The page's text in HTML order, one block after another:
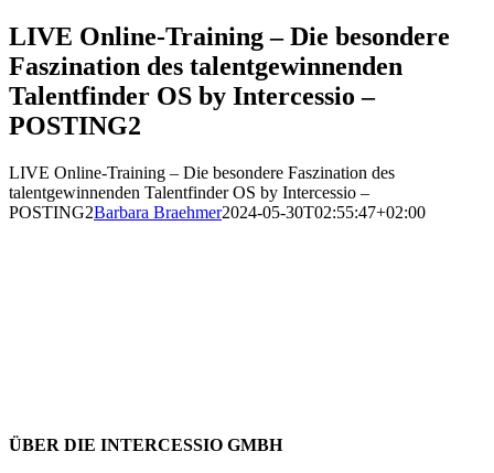
LIVE Online-Training – Die besondere
Faszination des talentgewinnenden
Talentfinder OS by Intercessio –
POSTING2
LIVE Online-Training – Die besondere Faszination des
talentgewinnenden Talentfinder OS by Intercessio –
POSTING2Barbara Braehmer2024-05-30T02:55:47+02:00
ÜBER DIE INTERCESSIO GMBH